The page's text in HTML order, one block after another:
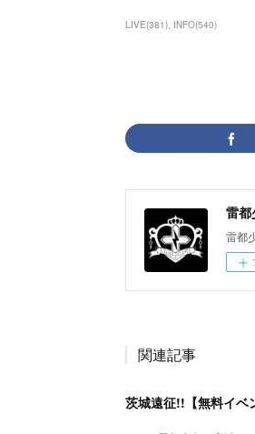
LIVE(381) INFO(540)
雷
雷都
関連記事
茨城遠征!!【無料イベ